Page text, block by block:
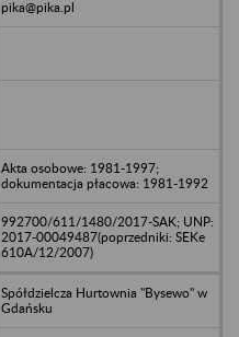
pika@pika.pl
Akta osobowe: 1981-1997;
dokumentacja płacowa: 1981-1992
992700/611/1480/2017-SAK; UNP:
2017-00049487(poprzedniki: SEKe
610A/12/2007)
Spółdzielcza Hurtownia "Bysewo" w
Gdańsku